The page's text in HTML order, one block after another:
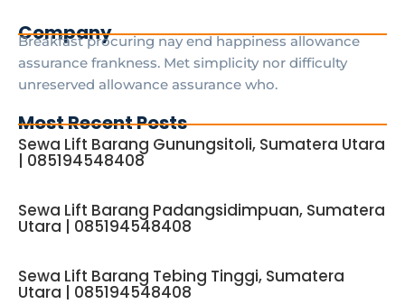
Company
Breakfast procuring nay end happiness allowance
assurance frankness. Met simplicity nor difficulty
unreserved allowance assurance who.
Most Recent Posts
Sewa Lift Barang Gunungsitoli, Sumatera Utara
| 085194548408
Sewa Lift Barang Padangsidimpuan, Sumatera
Utara | 085194548408
Sewa Lift Barang Tebing Tinggi, Sumatera
Utara | 085194548408